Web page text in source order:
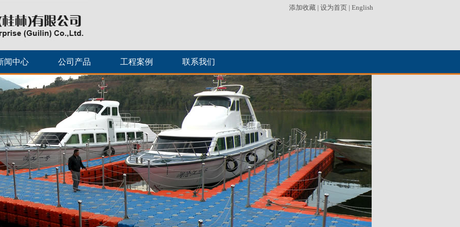
添加收藏 | 设为首页| English
闻中心 公司产品 工程案例 联系我们